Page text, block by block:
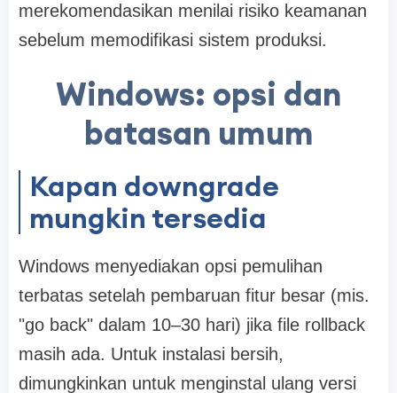
merekomendasikan menilai risiko keamanan
sebelum memodifikasi sistem produksi.
Windows: opsi dan
batasan umum
Kapan downgrade
mungkin tersedia
Windows menyediakan opsi pemulihan
terbatas setelah pembaruan fitur besar (mis.
"go back" dalam 10–30 hari) jika file rollback
masih ada. Untuk instalasi bersih,
dimungkinkan untuk menginstal ulang versi